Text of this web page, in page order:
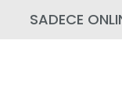
SADECE